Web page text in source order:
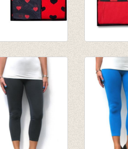
21,95
€ 27,50